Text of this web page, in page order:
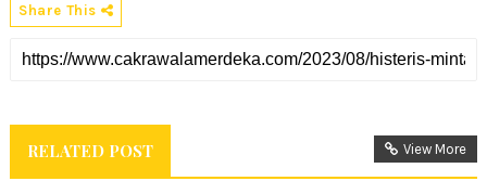
Share This
RELATED POST View More